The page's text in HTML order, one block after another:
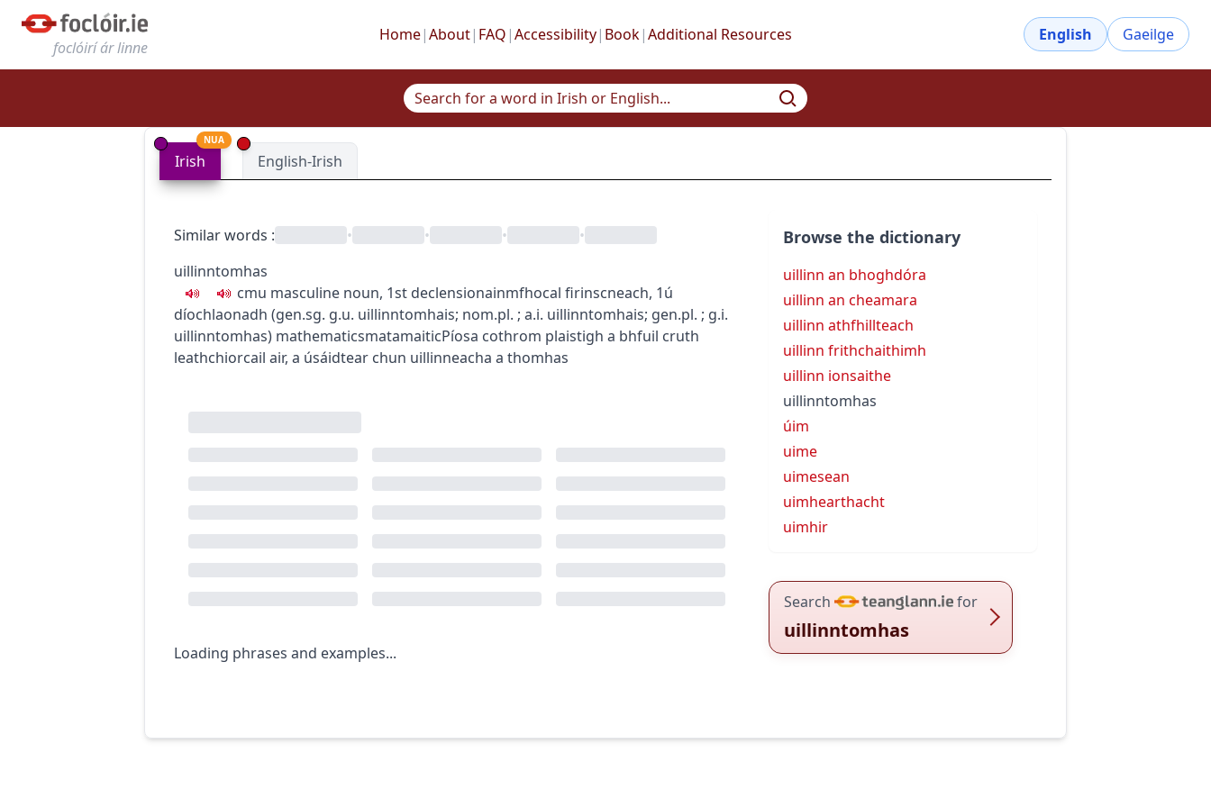
foclóirí ár linne
Home|About| FAQ |Accessibility| Book|Additional Resources English Gaeilge
Irish
NUA
English-Irish
Similar words : • • •
•
uillinntomhas
cmu masculine noun, 1st declensionainmfhocal firinscneach, 1ú
díochlaonadh (gen.sg. g.u. uillinntomhais; nom.pl. ; a.i. uillinntomhais; gen.pl. ; g.i.
uillinntomhas) mathematicsmatamaiticPíosa cothrom plaistigh a bhfuil cruth
leathchiorcail air, a úsáidtear chun uillinneacha a thomhas
Loading phrases and examples...
Browse the dictionary
uillinn an bhoghdóra
uillinn an cheamara
uillinn athfhillteach
uillinn frithchaithimh
uillinn ionsaithe
uillinntomhas
úim
uime
uimesean
uimhearthacht
uimhir
Search for
uillinntomhas